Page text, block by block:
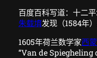
百度百科写道：十二
朱载堉发现（1584年
1605年荷兰数学家西
“Van de Spiegheling